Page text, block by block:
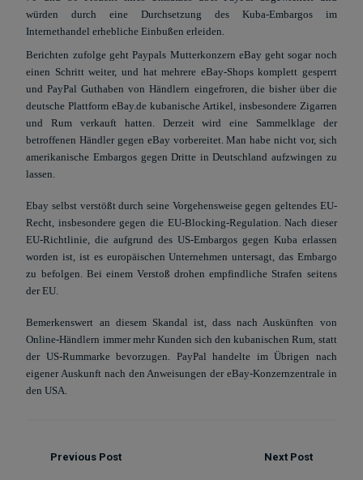
würden durch eine Durchsetzung des Kuba-Embargos im
Internethandel erhebliche Einbußen erleiden.
Berichten zufolge gehtPaypals Mutterkonzern eBay geht sogar noch
einen Schritt weiter, und hat mehrere eBay-Shops komplett gesperrt
und PayPal Guthaben von Händlern eingefroren, die bisher über die
deutsche Plattform eBay.de kubanische Artikel, insbesondere Zigarren
und Rum verkauft hatten. Derzeit wird eine Sammelklage der
betroffenen Händler gegen eBay vorbereitet. Man habe nicht vor, sich
amerikanische Embargos gegen Dritte in Deutschland aufzwingen zu
lassen.
Ebay selbst verstößt durch seine Vorgehensweise gegen geltendes EU-
Recht, insbesondere gegen die EU-Blocking-Regulation. Nach dieser
EU-Richtlinie, die aufgrund des US-Embargos gegen Kuba erlassen
worden ist, ist es europäischen Unternehmen untersagt, das Embargo
zu befolgen. Bei einem Verstoß drohen empfindliche Strafen seitens
der EU.
Bemerkenswert an diesem Skandal ist, dass nach Auskünften von
Online-Händlern immer mehr Kunden sich den kubanischen Rum, statt
der US-Rummarke bevorzugen. PayPal handelte im Übrigen nach
eigener Auskunft nach den Anweisungen der eBay-Konzernzentrale in
den USA.
Previous Post Next Post